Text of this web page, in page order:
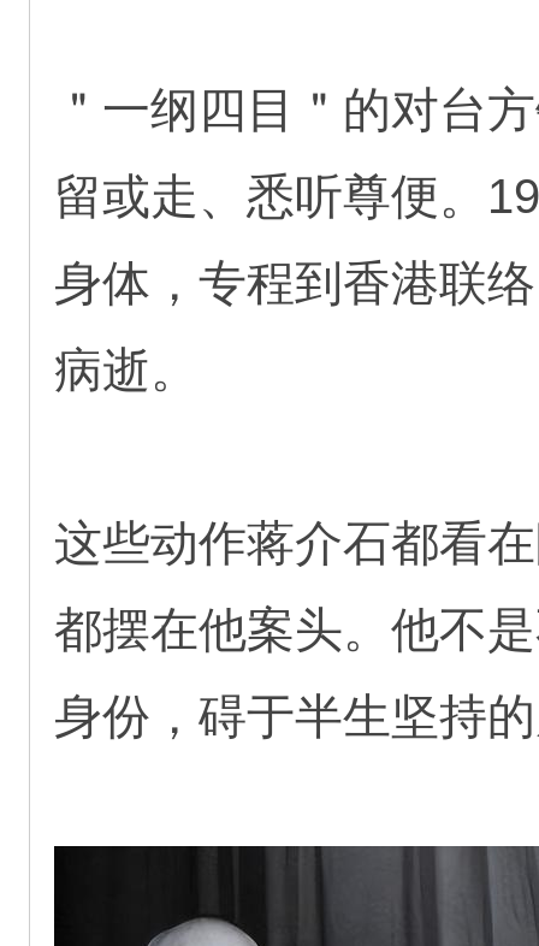
＂一纲四目＂的对台
留或走、悉听尊便。
身体，专程到香港联
病逝。
这些动作蒋介石都看
都摆在他案头。他不
身份，碍于半生坚持